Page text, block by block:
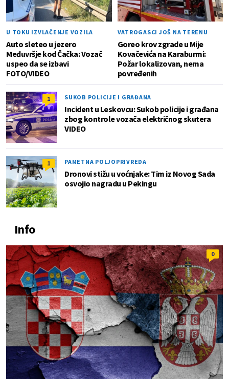
U TOKU IZVLAČENJE VOZILA
Auto sleteo u jezero
Međuvršje kod Čačka: Vozač
uspeo da se izbavi
FOTO/VIDEO
VATROGASCI JOŠ NA TERENU
Goreo krov zgrade u Mije
Kovačevića na Karaburmi:
Požar lokalizovan, nema
povređenih
1 SUKOB POLICIJE I GRAĐANA
Incident u Leskovcu: Sukob policije i građana
zbog kontrole vozača električnog skutera
VIDEO
1 PAMETNA POLJOPRIVREDA
Dronovi stižu u voćnjake: Tim iz Novog Sada
osvojio nagradu u Pekingu
Info
0